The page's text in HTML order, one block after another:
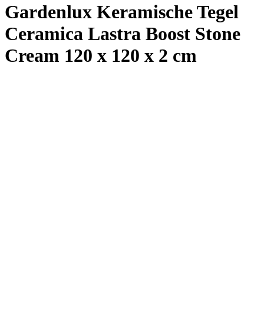
Gardenlux Keramische Tegel
Ceramica Lastra Boost Stone
Cream 120 x 120 x 2 cm